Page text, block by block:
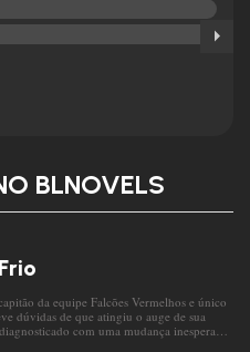
BLNOVELS
da equipe Falcões Vermelhos e único
dúvidas de que atingiu o auge de sua
com uma mudança inesperada